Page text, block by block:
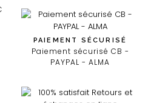
PAIEMENT SÉCURISÉ
Paiement sécurisé CB -
PAYPAL - ALMA